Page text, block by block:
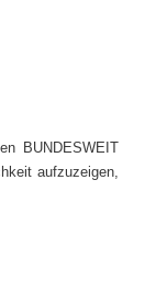
BUNDESWEIT
aufzuzeigen,